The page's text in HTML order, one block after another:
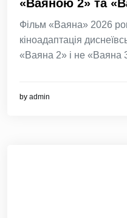
«Ваяною 2» та
Фільм «Ваяна» 2026
кіноадаптація
«Ваяна 2» і не «Ваяна
by admin